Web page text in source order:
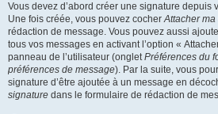
Vous devez d’abord créer une signature depuis
Une fois créée, vous pouvez cocherAttacher
rédaction de message. Vous pouvez aussi
tous vos messages en activant l’option «
panneau de l’utilisateur (ongletPréférences du
préférences de message). Par la suite, vous
signature d’être ajoutée à un message en
signature dans le formulaire de rédaction de